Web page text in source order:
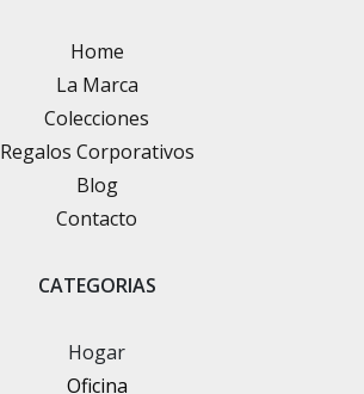
Home
La Marca
Colecciones
Regalos Corporativos
Blog
Contacto
CATEGORIAS
Hogar
Oficina